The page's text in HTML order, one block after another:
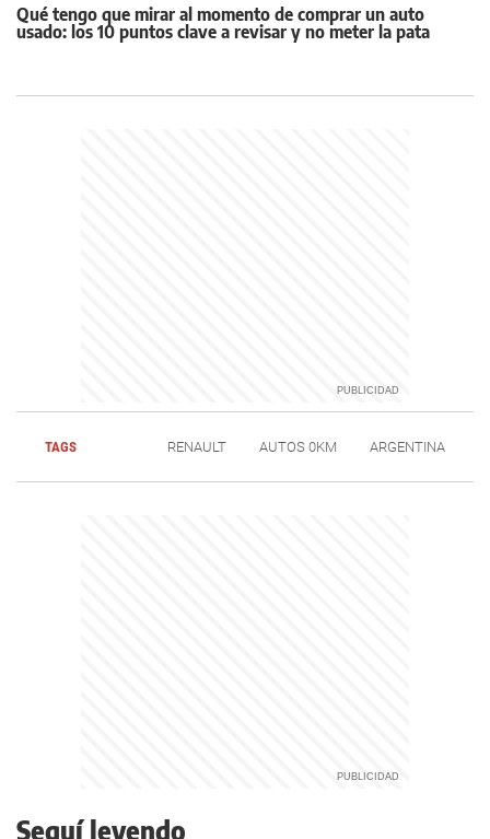
Qué tengo que mirar al momento de comprar un auto
usado: los 10 puntos clave a revisar y no meter la pata
TAGS RENAULT AUTOS 0KM ARGENTINA
Seguí leyendo